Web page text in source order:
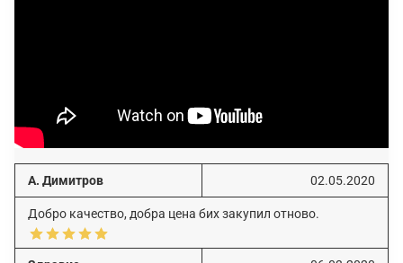
А. Димитров 02.05.2020
Добро качество, добра цена бих закупил отново.